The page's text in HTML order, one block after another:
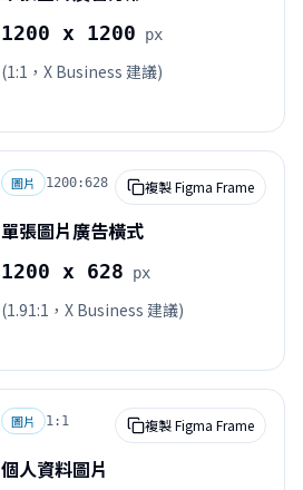
1200 x 1200 px
(1:1，X Business 建議)
圖片 1200:628 複製 Figma Frame
單張圖片廣告橫式
1200 x 628 px
(1.91:1，X Business 建議)
圖片 1:1 複製 Figma Frame
個人資料圖片